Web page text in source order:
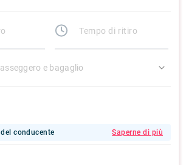
e bagaglio
conducente Saperne di più